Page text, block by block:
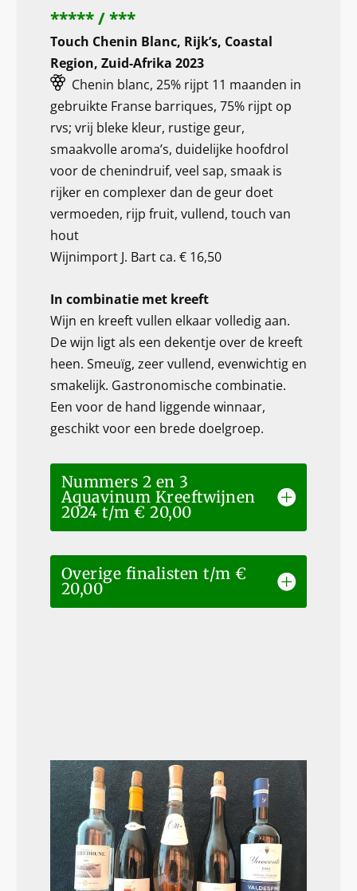
***** / ***
Touch Chenin Blanc, Rijk’s, Coastal
Region, Zuid-Afrika 2023
Chenin blanc, 25% rijpt 11 maanden in
gebruikte Franse barriques, 75% rijpt op
rvs; vrij bleke kleur, rustige geur,
smaakvolle aroma’s, duidelijke hoofdrol
voor de chenindruif, veel sap, smaak is
rijker en complexer dan de geur doet
vermoeden, rijp fruit, vullend, touch van
hout
Wijnimport J. Bart ca. € 16,50
In combinatie met kreeft
Wijn en kreeft vullen elkaar volledig aan.
De wijn ligt als een dekentje over de kreeft
heen. Smeuïg, zeer vullend, evenwichtig en
smakelijk. Gastronomische combinatie.
Een voor de hand liggende winnaar,
geschikt voor een brede doelgroep.
Nummers 2 en 3
Aquavinum Kreeftwijnen
2024 t/m € 20,00
Overige finalisten t/m €
20,00